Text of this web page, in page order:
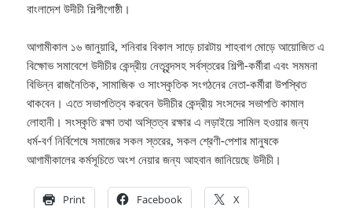
বাংলাদেশ উদীচী শিল্পীগোষ্ঠী।
আগামীকাল ১৬ জানুয়ারি, শনিবার বিকাল সাড়ে চারটায় শাহবাগ মোড়ে আয়োজিত এ
বিক্ষোভ সমাবেশে উদীচীর কেন্দ্রীয় নেতৃবৃন্দসহ সর্বস্তরের শিল্পী-কর্মীরা এবং সমমনা
বিভিন্ন রাজনৈতিক, সামাজিক ও সাংস্কৃতিক সংগঠনের নেতা-কর্মীরা উপস্থিত
থাকবেন। এতে সভাপতিত্ব করবেন উদীচীর কেন্দ্রীয় সংসদের সভাপতি কামাল
লোহানী। সংস্কৃতি রক্ষা তথা অস্তিত্ব রক্ষার এ লড়াইয়ে সামিল হওয়ার জন্য
ধর্ম-বর্ণ নির্বিশেষে সমাজের সকল স্তরের, সকল শ্রেণী-পেশার মানুষকে
আগামীকালের কর্মসূচিতে অংশ নেয়ার জন্য আহবান জানিয়েছে উদীচী।
Print Facebook X